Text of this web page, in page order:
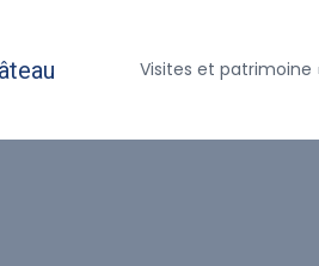
Visites et patrimoine